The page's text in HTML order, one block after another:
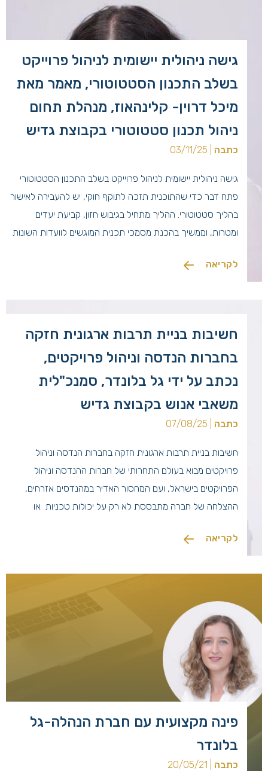
גישה ניהולית יישומית לניהול פרוייקט
בשלב התכנון הסטטוטורי, מאמר מאת
מיכל דרוין- קלינהאוז, מנהלת תחום
ניהול תכנון סטטוטורי בקבוצת גדיש
כתבה
גישה ניהולית יישומית לניהול פרוייקט בשלב התכנון הסטטוטורי
פתח דבר כדי שהתוכנית תזכה לתוקף חוקי, יש להעבירה לאישור
בהליך סטטוטורי. ההליך מתחיל בגיבוש חזון, קביעת יעדים
ומטרות, וממשיך בהכנת מסמכי תכנית המוגשים לוועדות השונות
לקריאה
חשיבות בניית תרבות ארגונית חזקה
בחברות הנדסה וניהול פרויקטים,
נכתב על ידי גל בלונדר, סמנכ"לית
משאבי אנוש בקבוצת גדיש
כתבה
חשיבות בניית תרבות ארגונית חזקה בחברות הנדסה וניהול
פרויקטים מבוא בעולם התחרותי של חברות ההנדסה וניהול
הפרויקטים בישראל, ועם המחסור האדיר במהנדסים אזרחים,
ההצלחה של חברה מתבססת לא רק על יכולות טכניות או
כמנהלת משאבי אנוש בחברת ניהול פרויקטים, אני נתקלת
לקריאה
פינה מקצועית עם חברת הנהלה-גל
בלונדר
כתבה